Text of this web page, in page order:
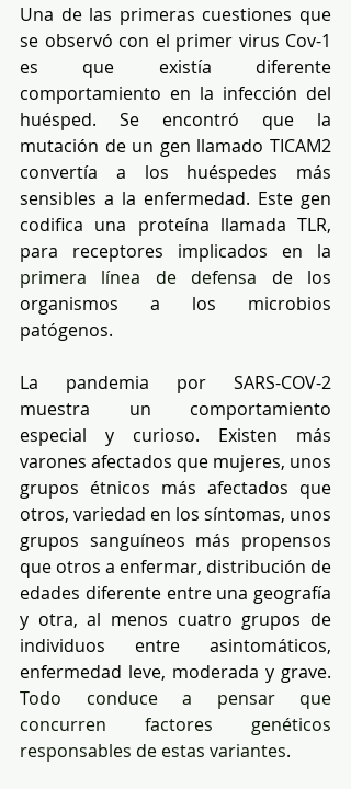
Una de las primeras cuestiones que
se observó con el primer virus Cov-1
es que existía diferente
comportamiento en la infección del
huésped. Se encontró que la
mutación de un gen llamado TICAM2
convertía a los huéspedes más
sensibles a la enfermedad. Este gen
codifica una proteína llamada TLR,
primera línea de defensa de los
organismos a los microbios
patógenos.
La pandemia por SARS-COV-2
muestra un comportamiento
especial y curioso. Existen más
varones afectados que mujeres, unos
grupos étnicos más afectados que
otros, variedad en los síntomas, unos
grupos sanguíneos más propensos
que otros a enfermar, distribución de
edades diferente entre una geografía
y otra, al menos cuatro grupos de
individuos entre asintomáticos,
Todo conduce a pensar que
concurren factores genéticos
responsables de estas variantes.